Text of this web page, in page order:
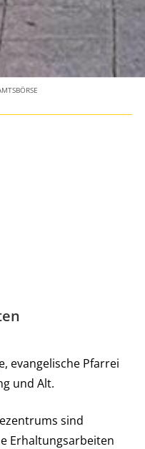
evangelische Pfarrei
und Alt.
sind
Erhaltungsarbeiten